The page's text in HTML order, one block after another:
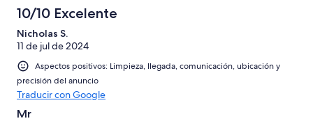
10/10 Excelente
Nicholas S.
11 de jul de 2024
Aspectos positivos: Limpieza, llegada, comunicación, ubicación y
precisión del anuncio
Traducir con Google
Mr